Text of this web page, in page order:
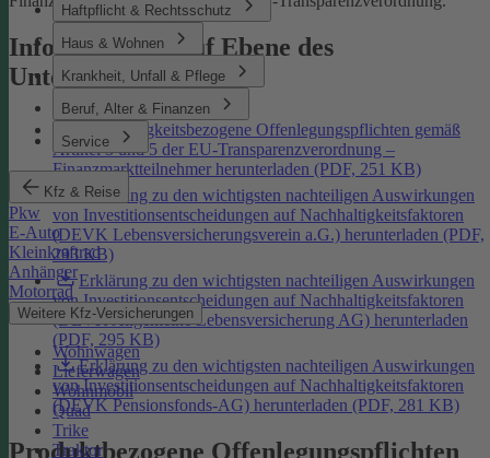
Haftpflicht & Rechtsschutz
Haus & Wohnen
Krankheit, Unfall & Pflege
Beruf, Alter & Finanzen
Service
Kfz & Reise
Pkw
E-Auto
Kleinkraftrad
Anhänger
Motorrad
Weitere Kfz-Versicherungen
Wohnwagen
Lieferwagen
Wohnmobil
Quad
Trike
Traktor
Informationen auf Ebene des
Unternehmens
Nachhaltigkeitsbezogene Offenlegungspflichten gemäß
Artikel 3 und 5 der EU-Transparenzverordnung –
Finanzmarktteilnehmer herunterladen (PDF, 251 KB)
Erklärung zu den wichtigsten nachteiligen Auswirkungen
von Investitionsentscheidungen auf Nachhaltigkeitsfaktoren
(DEVK Lebensversicherungsverein a.G.) herunterladen (PDF,
293 KB)
Erklärung zu den wichtigsten nachteiligen Auswirkungen
von Investitionsentscheidungen auf Nachhaltigkeitsfaktoren
(DEVK Allgemeine Lebensversicherung AG) herunterladen
(PDF, 295 KB)
Erklärung zu den wichtigsten nachteiligen Auswirkungen
von Investitionsentscheidungen auf Nachhaltigkeitsfaktoren
(DEVK Pensionsfonds-AG) herunterladen (PDF, 281 KB)
Produktbezogene Offenlegungspflichten